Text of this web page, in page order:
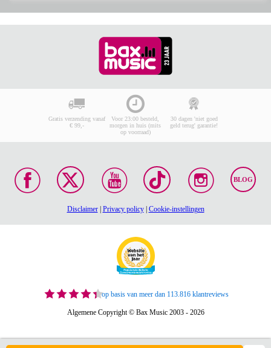
Gratis verzending vanaf
€ 99,-
Voor 23:00 besteld,
morgen in huis (mits
op voorraad)
30 dagen 'niet goed
geld terug' garantie!
BLOG
Disclaimer| Privacy policy| Cookie-instellingen
op basis van meer dan 113.816 klantreviews
Algemene Copyright © Bax Music 2003 - 2026